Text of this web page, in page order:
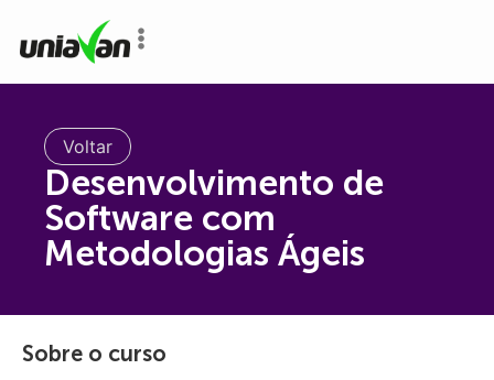
Voltar
Desenvolvimento de
Software com
Metodologias Ágeis
Sobre o curso